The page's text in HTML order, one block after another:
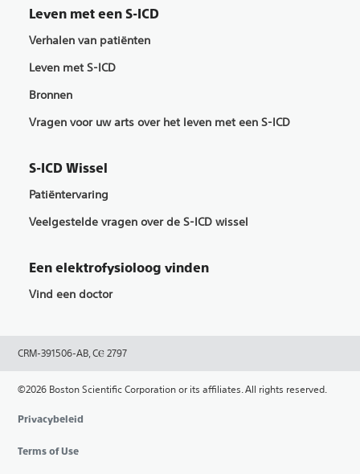
Leven met een S-ICD
Verhalen van patiënten
Leven met S-ICD
Bronnen
Vragen voor uw arts over het leven met een S-ICD
S-ICD Wissel
Patiëntervaring
Veelgestelde vragen over de S-ICD wissel
Een elektrofysioloog vinden
Vind een doctor
CRM-391506-AB, CⲈ 2797
©2026 Boston Scientific Corporation or its affiliates. All rights reserved.
Privacybeleid
Terms of Use